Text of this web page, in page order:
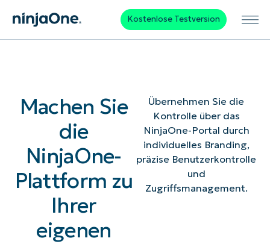
Kostenlose Testversion
Machen Sie
die
NinjaOne-
Plattform zu
Ihrer
eigenen
Übernehmen Sie die
Kontrolle über das
NinjaOne-Portal durch
individuelles Branding,
präzise Benutzerkontrolle
und
Zugriffsmanagement.